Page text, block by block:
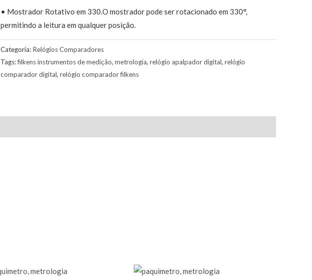
• Mostrador Rotativo em 330.O mostrador pode ser rotacionado em 330°,
permitindo a leitura em qualquer posição.
Categoria: Relógios Comparadores
Tags:filkens instrumentos de medição, metrologia, relógio apalpador digital, relógio
comparador digital, relógio comparador filkens